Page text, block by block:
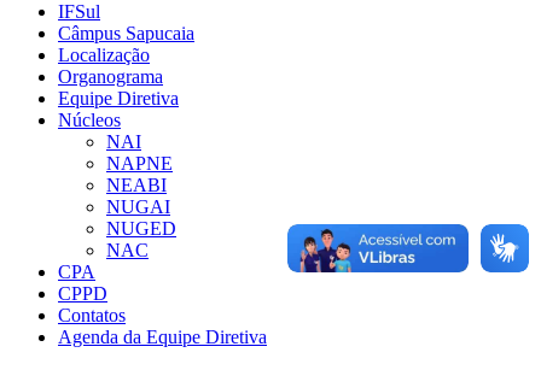
IFSul
Câmpus Sapucaia
Localização
Organograma
Equipe Diretiva
Núcleos
NAI
NAPNE
NEABI
NUGAI
NUGED
NAC
CPA
CPPD
Contatos
Agenda da Equipe Diretiva